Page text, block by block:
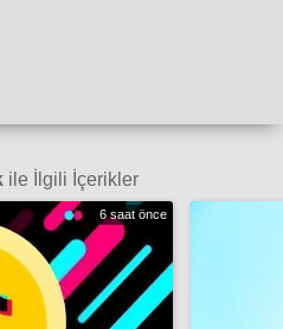
ile İlgili İçerikler
6 saat önce